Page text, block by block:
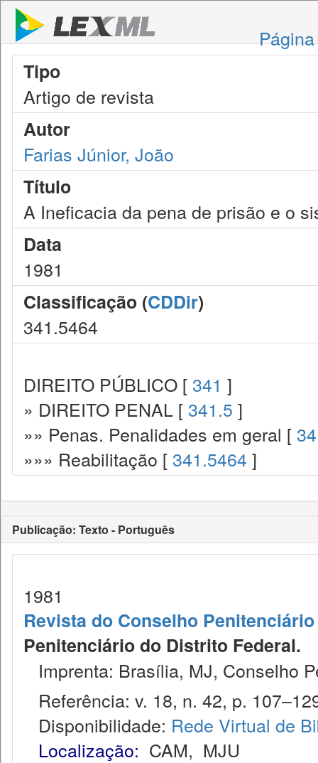
Tipo
Artigo de revista
Autor
Farias Júnior, João
Título
A Ineficacia da pena de prisão e o
Data
1981
Classificação (CDDir)
341.5464
DIREITO PÚBLICO [ 341 ]
» DIREITO PENAL [ 341.5 ]
»» Penas. Penalidades em geral [
»»» Reabilitação [ 341.5464 ]
Publicação: Texto - Português
1981
Revista do Conselho
Penitenciário do Distrito Federal.
Imprenta: Brasília, MJ, Conselho
Referência: v. 18, n. 42, p.
Disponibilidade: Rede Virtual de
Localização: CAM, MJU